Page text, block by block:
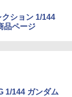
ション 1/144
品ページ
1/144 ガンダム